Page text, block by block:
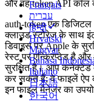
Français
עברית
हिन्दी
Hrvatski
Magyar
Bahasa
Italiano
日本語
한국어
और वह token API कॉल
auth-token एक डिजिटल
क्लाउड स्टोरेज के साथ
डिवाइस पर Apple के
रेस्ट पर एन्क्रिप्टेड है और
सुरक्षित है। आप कनेक्टेड
कर सकते हैं; वे फाइलें ऐप
इन फाइल मैनेजर का